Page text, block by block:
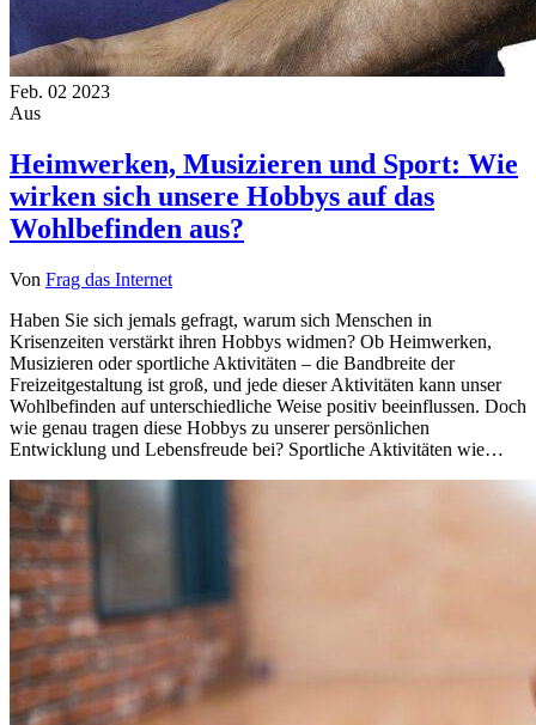
Feb. 02 2023
Aus
Heimwerken, Musizieren und Sport: Wie
wirken sich unsere Hobbys auf das
Wohlbefinden aus?
Von Frag das Internet
Haben Sie sich jemals gefragt, warum sich Menschen in
Krisenzeiten verstärkt ihren Hobbys widmen? Ob Heimwerken,
Musizieren oder sportliche Aktivitäten – die Bandbreite der
Freizeitgestaltung ist groß, und jede dieser Aktivitäten kann unser
Wohlbefinden auf unterschiedliche Weise positiv beeinflussen. Doch
wie genau tragen diese Hobbys zu unserer persönlichen
Entwicklung und Lebensfreude bei? Sportliche Aktivitäten wie…